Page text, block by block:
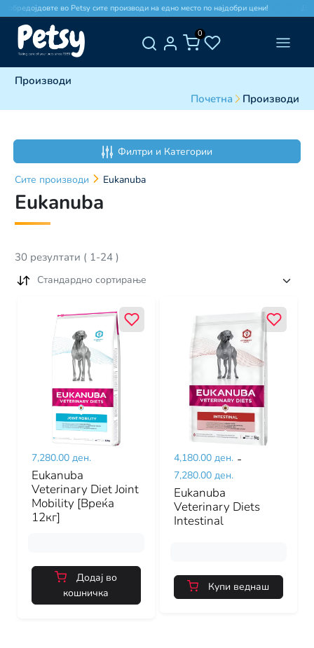
во Petsy сите производи на едно место по најдобри цени!
0
Производи
Почетна
Производи
Филтри и Категории
Сите производи Eukanuba
Eukanuba
30 резултати ( 1-24 )
Стандардно сортирање
7,280.00 ден.
Eukanuba
Veterinary Diet Joint
Mobility [Вреќа
12кг]
Додај во
кошничка
4,180.00 ден. -
7,280.00 ден.
Eukanuba
Veterinary Diets
Intestinal
Купи веднаш